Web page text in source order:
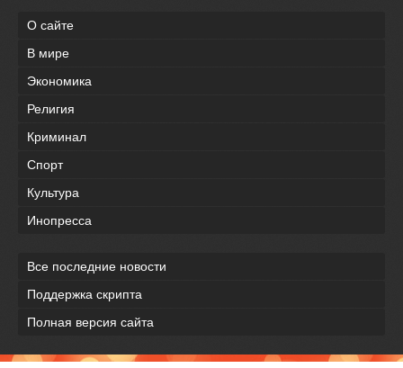
О сайте
В мире
Экономика
Религия
Криминал
Спорт
Культура
Инопресса
Все последние новости
Поддержка скрипта
Полная версия сайта